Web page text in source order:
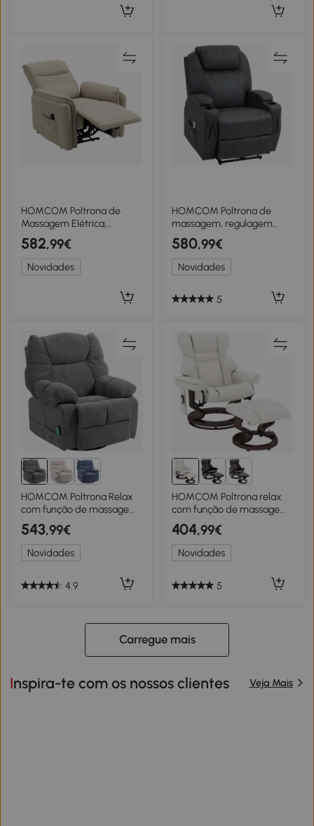
HOMCOM Poltrona de
Massagem Elétrica,
Revestimento em Couro
Sintético, Apoio para Pés,
Bolso Lateral, Bege
582,99€
Novidades
HOMCOM Poltrona de
massagem, regulagem
elétrica, 8 pontos de
vibração, porta-copos,
couro sintético, Cinza
escuro
580,99€
Novidades
5
HOMCOM Poltrona Relax
com função de massagem,
função reclinável, poltrona
de massagem giratória, 4
bolsos laterais e controle
remoto, Cinza escuro
543,99€
Novidades
4.9
HOMCOM Poltrona relax
com função de massagem
e apoio para os pés,
Poltrona reclinável, Couro
sintético, 79 x 82 x 101 cm,
Creme branco
404,99€
Novidades
5
Carregue mais
Inspira-te com os nossos clientes Veja Mais